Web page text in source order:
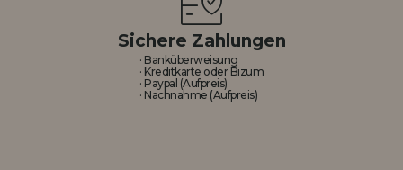
Sichere Zahlungen
· Banküberweisung
· Kreditkarte oder Bizum
· Paypal (Aufpreis)
· Nachnahme (Aufpreis)